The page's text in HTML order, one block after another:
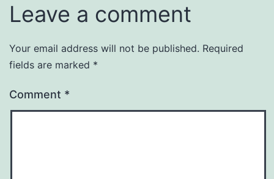
Leave a comment
Your email address will not be published. Required
fields are marked *
Comment *